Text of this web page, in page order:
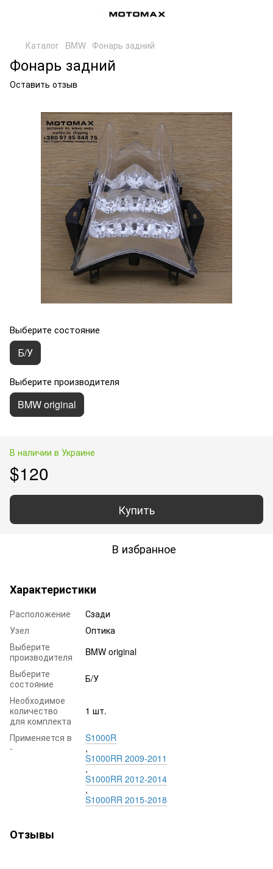
Каталог BMW Фонарь задний
Фонарь задний
Оставить отзыв
Выберите состояние
Б/У
Выберите производителя
BMW original
В наличии в Украине
$120
Купить
В избранное
Характеристики
Расположение
Сзади
Узел
Оптика
Выберите
производителя
BMW original
Выберите
состояние
Б/У
Необходимое
количество
для комплекта
1 шт.
Применяется в
-
S1000R
,
S1000RR 2009-2011
,
S1000RR 2012-2014
,
S1000RR 2015-2018
Отзывы